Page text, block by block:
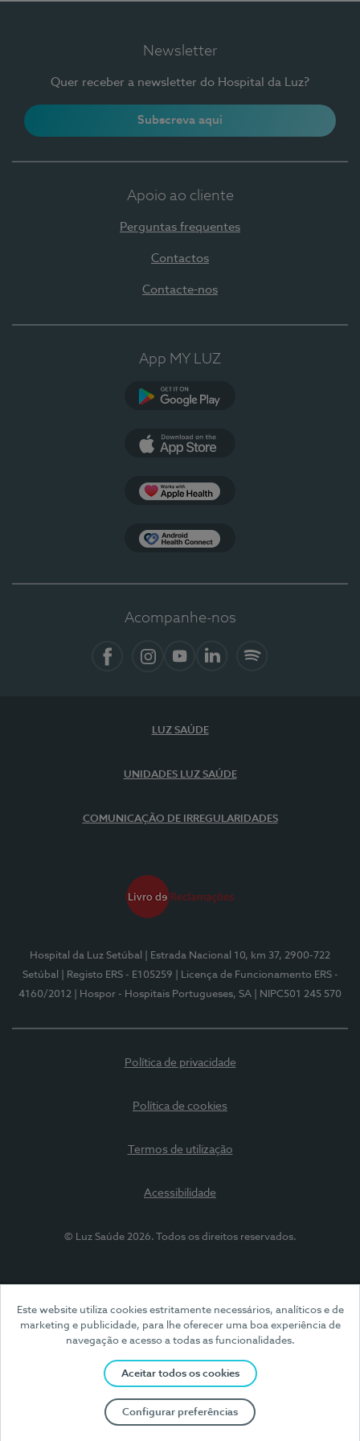
Este website utiliza cookies estritamente necessários, analíticos e de
marketing e publicidade, para lhe oferecer uma boa experiência de
navegação e acesso a todas as funcionalidades.
Aceitar todos os cookies
Configurar preferências
Newsletter
Quer receber a newsletter do Hospital da Luz?
Subscreva aqui
Apoio ao cliente
Perguntas frequentes
Contactos
Contacte-nos
App MY LUZ
Acompanhe-nos
LUZ SAÚDE
UNIDADES LUZ SAÚDE
COMUNICAÇÃO DE IRREGULARIDADES
Hospital da Luz Setúbal
| Estrada Nacional 10, km 37, 2900-722
Setúbal
| Registo ERS - E105259
| Licença de Funcionamento ERS -
4160/2012
| Hospor - Hospitais Portugueses, SA | NIPC501 245 570
Política de privacidade
Política de cookies
Termos de utilização
Acessibilidade
© Luz Saúde 2026. Todos os direitos reservados.